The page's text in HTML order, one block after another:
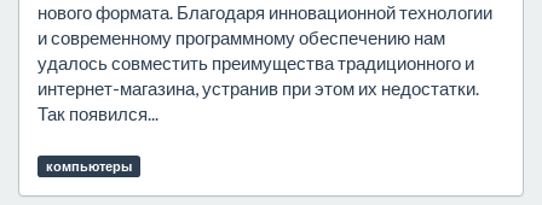
нового формата. Благодаря инновационной технологии
и современному программному обеспечению нам
удалось совместить преимущества традиционного и
интернет-магазина, устранив при этом их недостатки.
Так появился...
компьютеры